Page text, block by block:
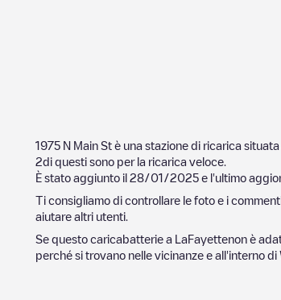
1975 N Main St è una stazione di ricarica situata
2di questi sono per la ricarica veloce.
È stato aggiunto il 28/01/2025 e l'ultimo
Ti consigliamo di controllare le foto e i
aiutare altri utenti.
Se questo caricabatterie a
LaFayettenon è
perché si trovano nelle vicinanze e all'interno di